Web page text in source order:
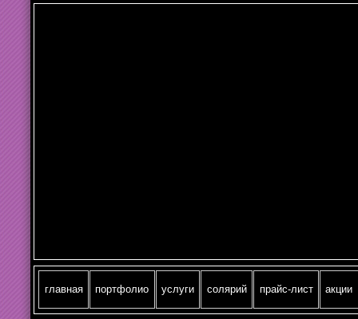
главная портфолио услуги cолярий прайс-лист акции